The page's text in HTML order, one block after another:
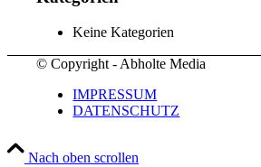
Keine Kategorien
© Copyright - Abholte Media
IMPRESSUM
DATENSCHUTZ
Nach oben scrollen